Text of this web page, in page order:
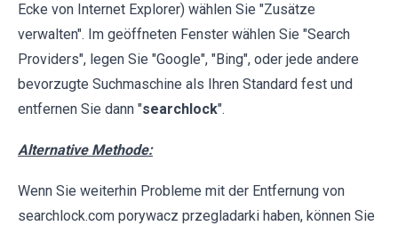
Ecke von Internet Explorer) wählen Sie "Zusätze
verwalten". Im geöffneten Fenster wählen Sie "Search
Providers", legen Sie "Google", "Bing", oder jede andere
bevorzugte Suchmaschine als Ihren Standard fest und
entfernen Sie dann "searchlock".
Alternative Methode:
Wenn Sie weiterhin Probleme mit der Entfernung von
searchlock.com porywacz przegladarki haben, können Sie